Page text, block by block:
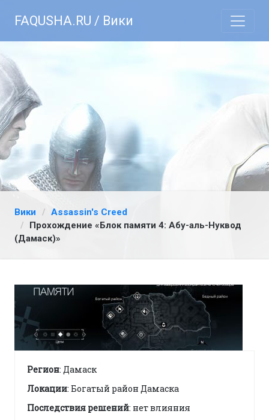
FAQUSHA.RU / Вики
Вики
Assassin's Creed
Прохождение «Блок памяти 4: Абу-аль-Нуквод
(Дамаск)»
Регион: Дамаск
Локации: Богатый район Дамаска
Последствия решений: нет влияния